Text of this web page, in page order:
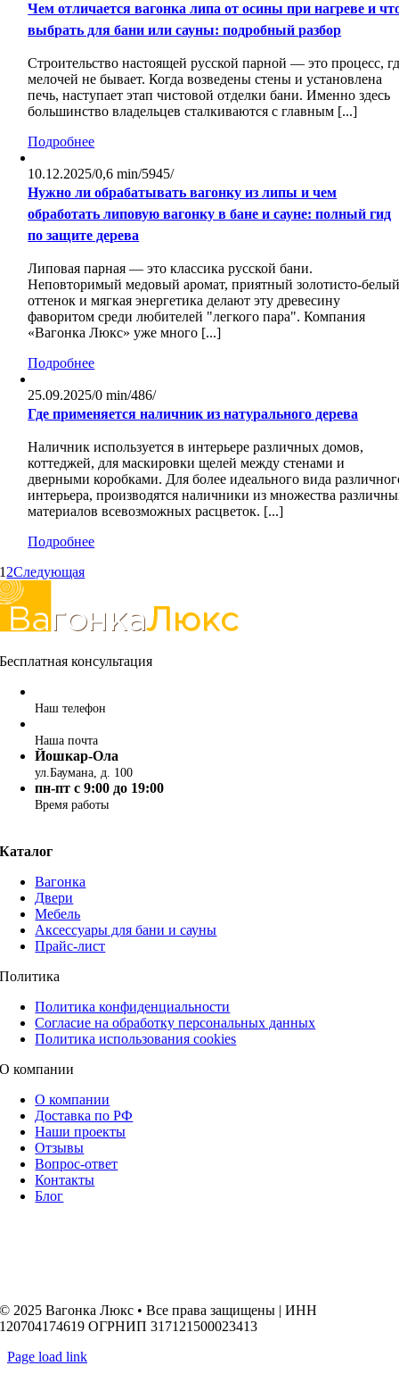
Чем отличается вагонка липа от осины при нагреве и
выбрать для бани или сауны: подробный разбор
Строительство настоящей русской парной — это процесс,
мелочей не бывает. Когда возведены стены и установлена
печь, наступает этап чистовой отделки бани. Именно здесь
большинство владельцев сталкиваются с главным [...]
Подробнее
10.12.2025/0,6 min/5945/
Нужно ли обрабатывать вагонку из липы и чем
обработать липовую вагонку в бане и сауне: полный гид
по защите дерева
Липовая парная — это классика русской бани.
Неповторимый медовый аромат, приятный золотисто-
оттенок и мягкая энергетика делают эту древесину
фаворитом среди любителей "легкого пара". Компания
«Вагонка Люкс» уже много [...]
Подробнее
25.09.2025/0 min/486/
Где применяется наличник из натурального дерева
Наличник используется в интерьере различных домов,
коттеджей, для маскировки щелей между стенами и
дверными коробками. Для более идеального вида
интерьера, производятся наличники из множества
материалов всевозможных расцветок. [...]
Подробнее
1 2Следующая
Бесплатная консультация
Наш телефон
Наша почта
Йошкар-Ола
ул.Баумана, д. 100
пн-пт c 9:00 до 19:00
Время работы
Каталог
Вагонка
Двери
Мебель
Аксессуары для бани и сауны
Прайс-лист
Политика
Политика конфиденциальности
Согласие на обработку персональных данных
Политика использования cookies
О компании
О компании
Доставка по РФ
Наши проекты
Отзывы
Вопрос-ответ
Контакты
Блог
© 2025 Вагонка Люкс • Все права защищены | ИНН
120704174619 ОГРНИП 317121500023413
Page load link